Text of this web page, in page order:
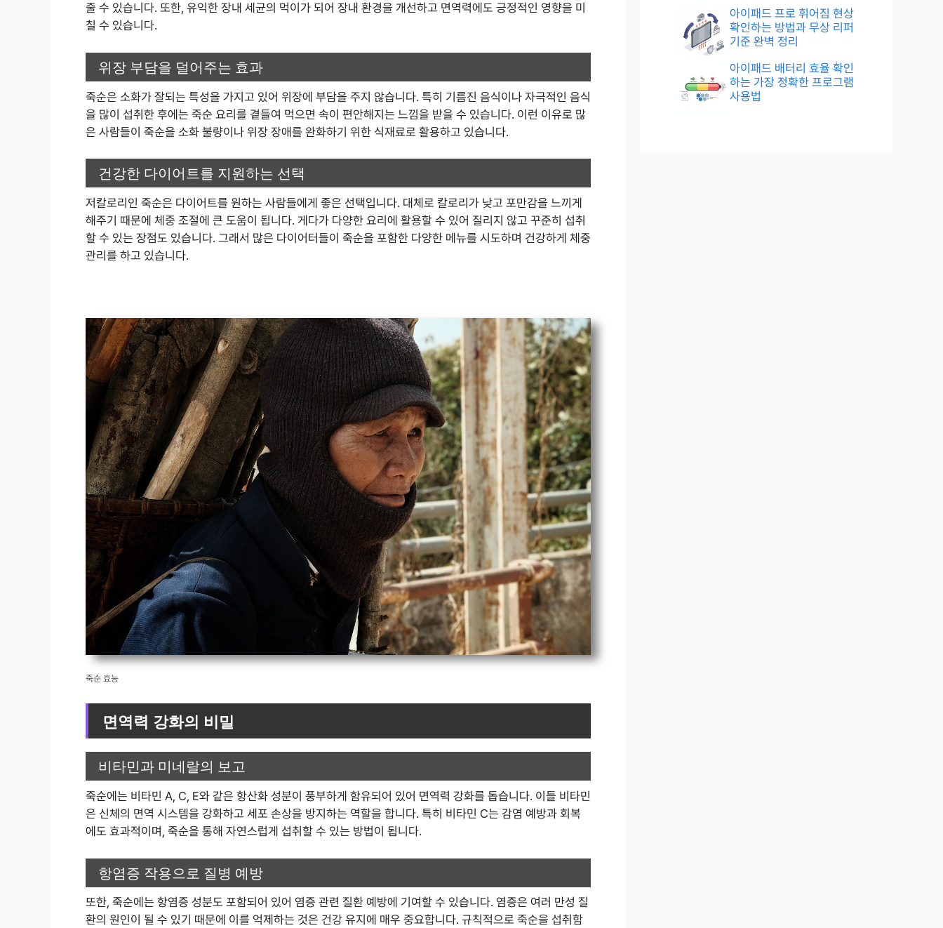
줄 수 있습니다. 또한, 유익한 장내 세균의 먹이가 되어 장내 환경을 개선하고 면역력에도 긍정적인 영향을 미
칠 수 있습니다.
위장 부담을 덜어주는 효과
죽순은 소화가 잘되는 특성을 가지고 있어 위장에 부담을 주지 않습니다. 특히 기름진 음식이나 자극적인 음식
을 많이 섭취한 후에는 죽순 요리를 곁들여 먹으면 속이 편안해지는 느낌을 받을 수 있습니다. 이런 이유로 많
은 사람들이 죽순을 소화 불량이나 위장 장애를 완화하기 위한 식재료로 활용하고 있습니다.
건강한 다이어트를 지원하는 선택
저칼로리인 죽순은 다이어트를 원하는 사람들에게 좋은 선택입니다. 대체로 칼로리가 낮고 포만감을 느끼게
해주기 때문에 체중 조절에 큰 도움이 됩니다. 게다가 다양한 요리에 활용할 수 있어 질리지 않고 꾸준히 섭취
할 수 있는 장점도 있습니다. 그래서 많은 다이어터들이 죽순을 포함한 다양한 메뉴를 시도하며 건강하게 체중
관리를 하고 있습니다.
죽순 효능
면역력 강화의 비밀
비타민과 미네랄의 보고
죽순에는 비타민 A, C, E와 같은 항산화 성분이 풍부하게 함유되어 있어 면역력 강화를 돕습니다. 이들 비타민
은 신체의 면역 시스템을 강화하고 세포 손상을 방지하는 역할을 합니다. 특히 비타민 C는 감염 예방과 회복
에도 효과적이며, 죽순을 통해 자연스럽게 섭취할 수 있는 방법이 됩니다.
항염증 작용으로 질병 예방
또한, 죽순에는 항염증 성분도 포함되어 있어 염증 관련 질환 예방에 기여할 수 있습니다. 염증은 여러 만성 질
환의 원인이 될 수 있기 때문에 이를 억제하는 것은 건강 유지에 매우 중요합니다. 규칙적으로 죽순을 섭취함
아이패드 프로 휘어짐 현상
확인하는 방법과 무상 리퍼
기준 완벽 정리
아이패드 배터리 효율 확인
하는 가장 정확한 프로그램
사용법